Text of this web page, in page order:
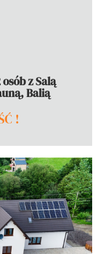
z Salą
Balią
!
OPIS